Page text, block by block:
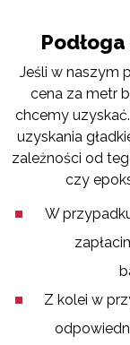
Jeśli w naszym
cena za metr
chcemy
uzyskania
zależności od
czy
W
Z kolei w